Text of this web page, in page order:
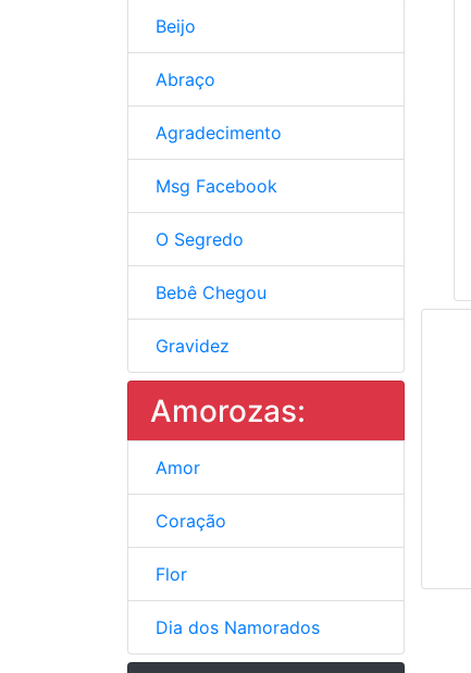
Beijo
Abraço
Agradecimento
Msg Facebook
O Segredo
Bebê Chegou
Gravidez
Amorozas:
Amor
Coração
Flor
Dia dos Namorados